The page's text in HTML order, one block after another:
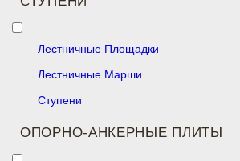
Лестничные Площадки
Лестничные Марши
Ступени
ОПОРНО-АНКЕРНЫЕ ПЛИТЫ